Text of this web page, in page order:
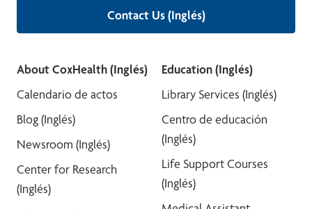
Contact Us (Inglés)
About CoxHealth (Inglés)
Calendario de actos
Blog (Inglés)
Newsroom (Inglés)
Center for Research
(Inglés)
Education (Inglés)
Library Services (Inglés)
Centro de educación
(Inglés)
Life Support Courses
(Inglés)